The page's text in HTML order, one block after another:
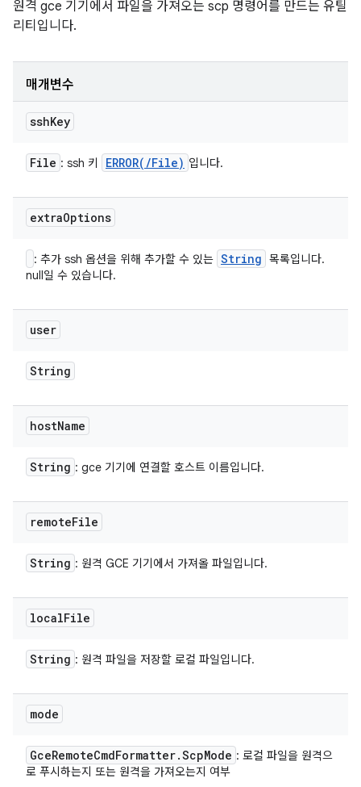
원격 gce 기기에서 파일을 가져오는 scp 명령어를 만드는 유틸
리티입니다.
매개변수
sshKey
File : ssh 키 ERROR( /File) 입니다.
extraOptions
: 추가 ssh 옵션을 위해 추가할 수 있는 String 목록입니다.
null일 수 있습니다.
user
String
hostName
String : gce 기기에 연결할 호스트 이름입니다.
remoteFile
String : 원격 GCE 기기에서 가져올 파일입니다.
localFile
String : 원격 파일을 저장할 로컬 파일입니다.
mode
GceRemoteCmdFormatter.ScpMode : 로컬 파일을 원격으
로 푸시하는지 또는 원격을 가져오는지 여부